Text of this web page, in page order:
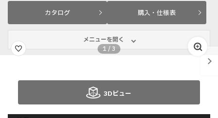
カタログ 購入・仕様表
メニューを開く
1 /3
3Dビュー